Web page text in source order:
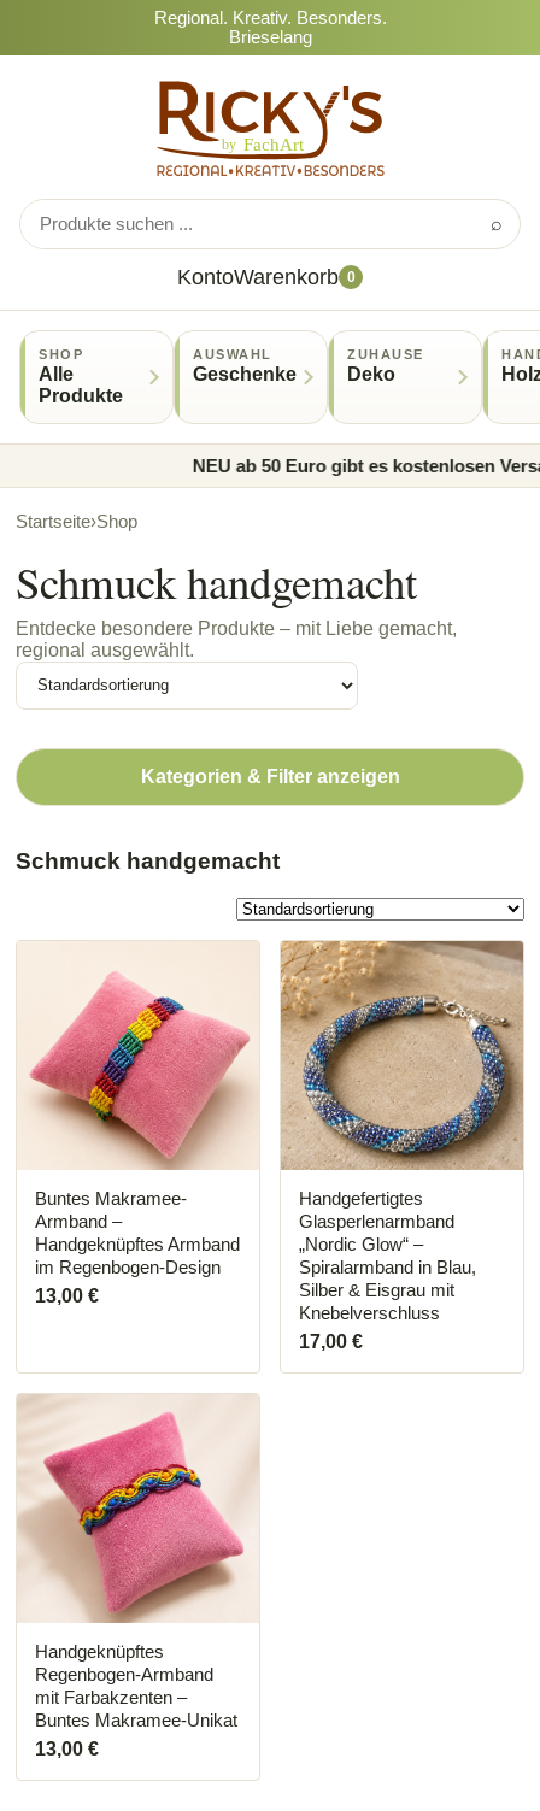
Regional. Kreativ. Besonders.
Brieselang
⌕
KontoWarenkorb 0
SHOP
Alle
Produkte
AUSWAHL
Geschenke
ZUHAUSE
Deko
NEU ab 50 Euro gibt es kostenlosen
Startseite›Shop
Schmuck handgemacht
Entdecke besondere Produkte – mit Liebe gemacht,
regional ausgewählt.
Kategorien & Filter anzeigen
Schmuck handgemacht
Buntes Makramee-
Armband –
Handgeknüpftes Armband
im Regenbogen-Design
13,00 €
Handgefertigtes
Glasperlenarmband
„Nordic Glow“ –
Spiralarmband in Blau,
Silber & Eisgrau mit
Knebelverschluss
17,00€
Handgeknüpftes
Regenbogen-Armband
mit Farbakzenten –
Buntes Makramee-Unikat
13,00 €